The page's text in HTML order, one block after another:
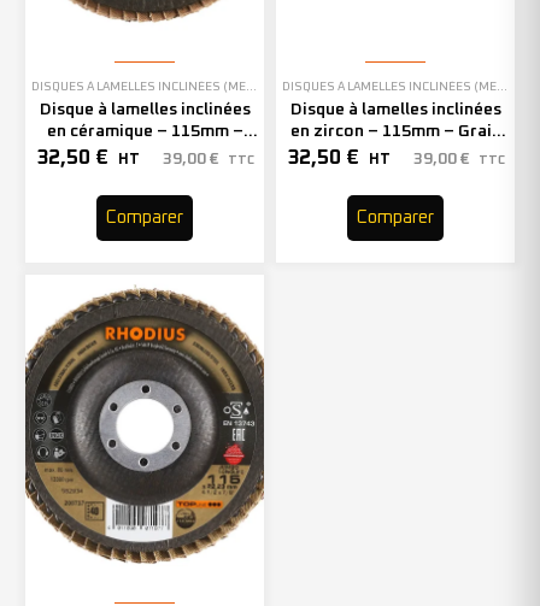
DISQUES À LAMELLES INCLINÉES (MEULAGE)
Disque à lamelles inclinées
en céramique – 115mm –
Grain 80 – 208745 (x10)
32,50 € HT 39,00 € TTC
Comparer
DISQUES À LAMELLES INCLINÉES (MEULAGE)
Disque à lamelles inclinées
en zircon – 115mm – Grain
80 – 208739 (x10)
32,50 € HT 39,00 € TTC
Comparer